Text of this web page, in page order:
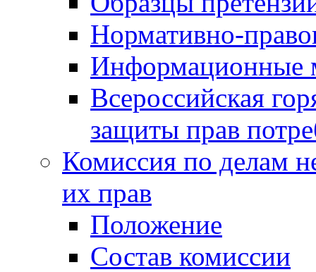
Нормативно-
Информационные
Всероссийская
защиты прав
Комиссия по делам
их прав
Положение
Состав комиссии